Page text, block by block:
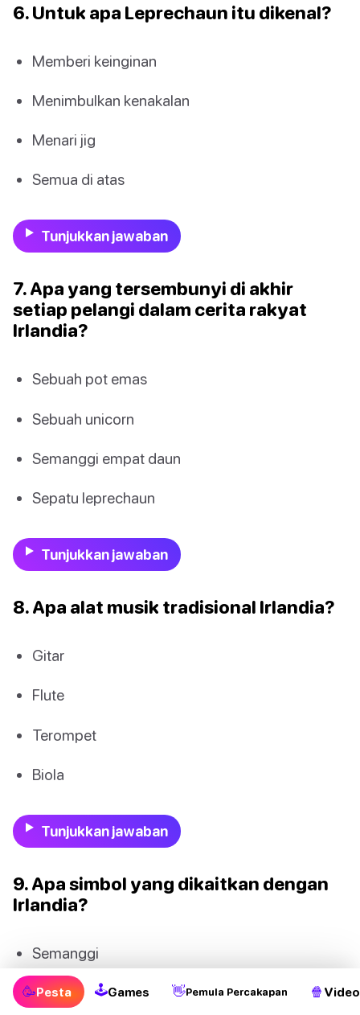
6. Untuk apa Leprechaun itu dikenal?
Memberi keinginan
Menimbulkan kenakalan
Menari jig
Semua di atas
Tunjukkan jawaban
7. Apa yang tersembunyi di akhir
setiap pelangi dalam cerita rakyat
Irlandia?
Sebuah pot emas
Sebuah unicorn
Semanggi empat daun
Sepatu leprechaun
Tunjukkan jawaban
8. Apa alat musik tradisional Irlandia?
Gitar
Flute
Terompet
Biola
Tunjukkan jawaban
9. Apa simbol yang dikaitkan dengan
Irlandia?
Semanggi
Harpa
🥳Pesta 🕹Games 👋Pemula Percakapan 🍿 Video